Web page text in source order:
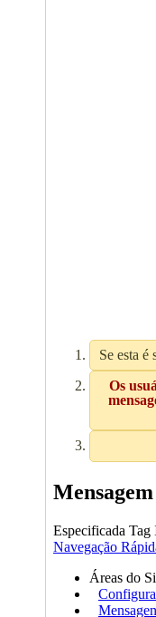
Se esta
Os
Especificada Tag
Navegação
Áreas do